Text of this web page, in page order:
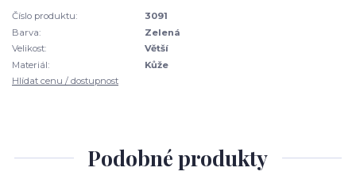
Číslo produktu:
3091
Barva:
Zelená
Velikost:
Větší
Materiál:
Kůže
Hlídat cenu / dostupnost
Podobné produkty